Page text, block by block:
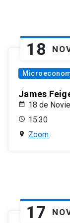
18
James
18 de
15:30
Zoom
17